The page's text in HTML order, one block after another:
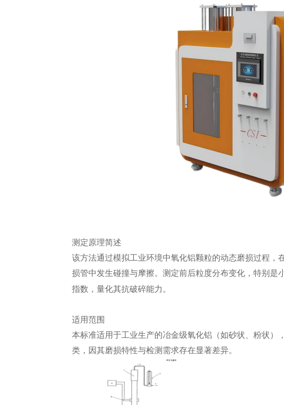
测定原理简述
该方法通过模拟工业环境中氧化铝颗粒的动态磨损过程，
损管中发生碰撞与摩擦。测定前后粒度分布变化，特别是
指数，量化其抗破碎能力。
适用范围
本标准适用于工业生产的冶金级氧化铝‌（如砂状、粉状）
类，因其磨损特性与检测需求存在显著差异。